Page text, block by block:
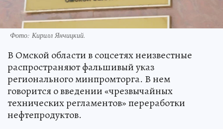
Фото: Кирилл Янчицкий.
В Омской области в соцсетях неизвестные
распространяют фальшивый указ
регионального минпромторга. В нем
говорится о введении «чрезвычайных
технических регламентов» переработки
нефтепродуктов.